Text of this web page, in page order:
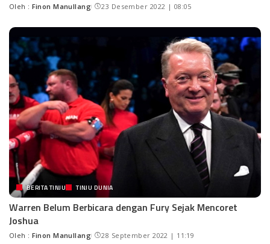
Oleh : Finon Manullang 23 Desember 2022 | 08:05
BERITA TINJU TINJU DUNIA
Warren Belum Berbicara dengan Fury Sejak Mencoret
Joshua
Oleh : Finon Manullang 28 September 2022 | 11:19